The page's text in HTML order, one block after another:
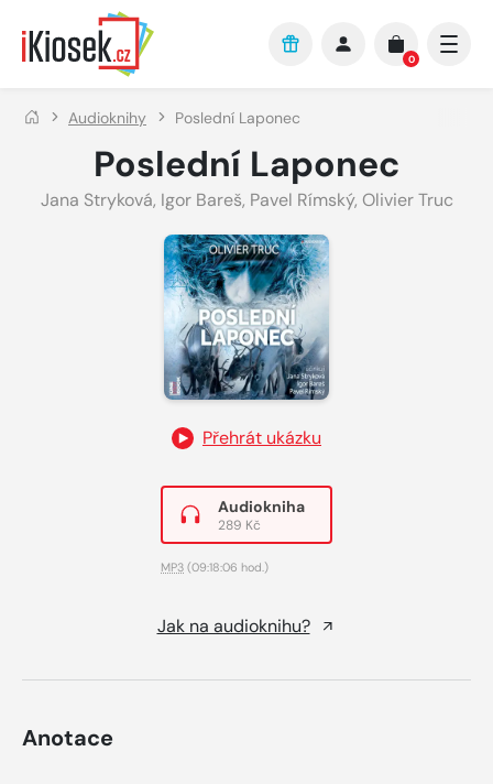
Přejít na hlavní obsah
0
Audioknihy Poslední Laponec
Poslední Laponec
Jana Stryková, Igor Bareš, Pavel Rímský, Olivier Truc
Přehrát ukázku
Audiokniha
289 Kč
MP3 (09:18:06 hod.)
Jak na audioknihu?
Anotace